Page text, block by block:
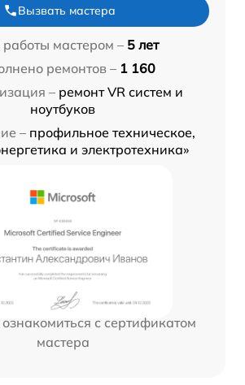
Вызвать мастера
мастером – 5 лет
ремонтов – 1 160
– ремонт VR систем и
ноутбуков
– профильное техническое,
и электротехника»
с сертификатом
мастера